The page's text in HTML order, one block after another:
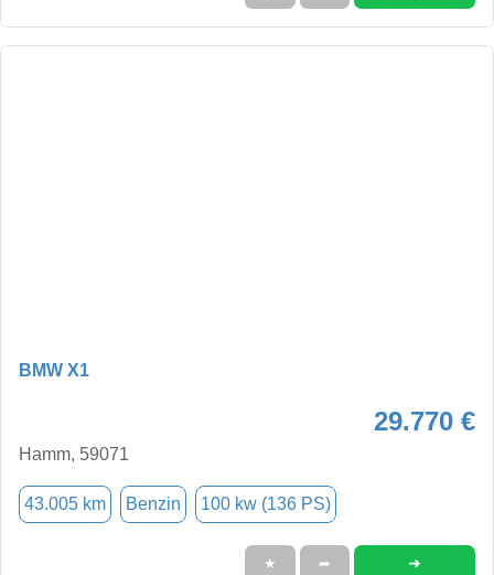
BMW X1
29.770 €
Hamm, 59071
43.005 km Benzin 100 kw (136 PS)
★ ➦ ➜